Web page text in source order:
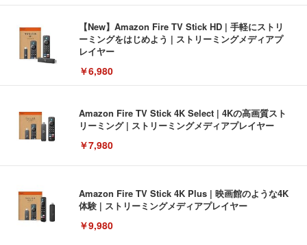
【New】Amazon Fire TV Stick HD | 手軽にストリ
ーミングをはじめよう | ストリーミングメディアプ
レイヤー
￥6,980
Amazon Fire TV Stick 4K Select | 4Kの高画質スト
リーミング | ストリーミングメディアプレイヤー
￥7,980
Amazon Fire TV Stick 4K Plus | 映画館のような4K
体験 | ストリーミングメディアプレイヤー
￥9,980